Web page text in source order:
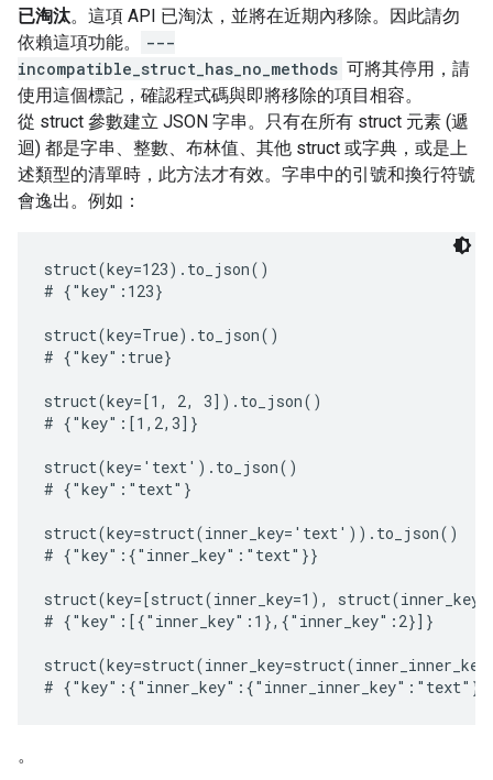
已淘汰。這項 API 已淘汰，並將在近期內移除。因此請勿
依賴這項功能。
---
incompatible_struct_has_no_methods 可將其停用 ，請
使用這個標記，確認程式碼與即將移除的項目相容。
從 struct 參數建立 JSON 字串。只有在所有 struct 元素 (遞
迴) 都是字串、整數、布林值、其他 struct 或字典，或是上
述類型的清單時，此方法才有效。字串中的引號和換行符號
會逸出。例如：
struct(key=123).to_json()
# {"key":123}
struct(key=True).to_json()
# {"key":true}
struct(key=[1, 2, 3]).to_json()
# {"key":[1,2,3]}
struct(key='text').to_json()
# {"key":"text"}
struct(key=struct(inner_key='text')).to_json()
# {"key":{"inner_key":"text"}}
struct(key=[struct(inner_key=1),
# {"key":[{"inner_key":1},{"inner_key":2}]}
。